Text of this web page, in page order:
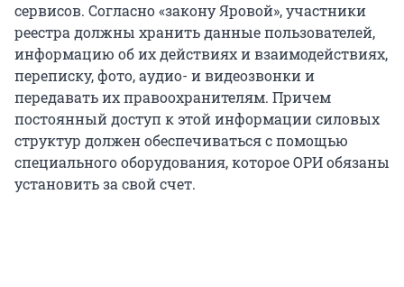
сервисов. Согласно «закону Яровой», участники
реестра должны хранить данные пользователей,
информацию об их действиях и взаимодействиях,
переписку, фото, аудио- и видеозвонки и
передавать их правоохранителям. Причем
постоянный доступ к этой информации силовых
структур должен обеспечиваться с помощью
специального оборудования, которое ОРИ обязаны
установить за свой счет.